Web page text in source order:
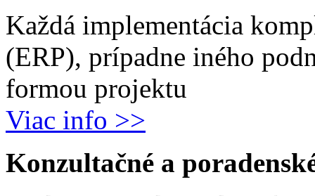
Každá implementácia
(ERP), prípadne iného
formou projektu
Viac info >>
Konzultačné a